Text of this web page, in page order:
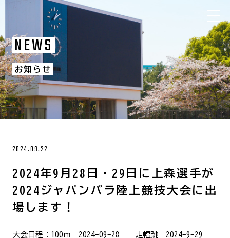
NEWS
お知らせ
2024.09.22
2024年9月28日・29日に上森選手が
2024ジャパンパラ陸上競技大会に出
場します！
大会日程：100ｍ 2024-09-28 走幅跳 2024-9-29